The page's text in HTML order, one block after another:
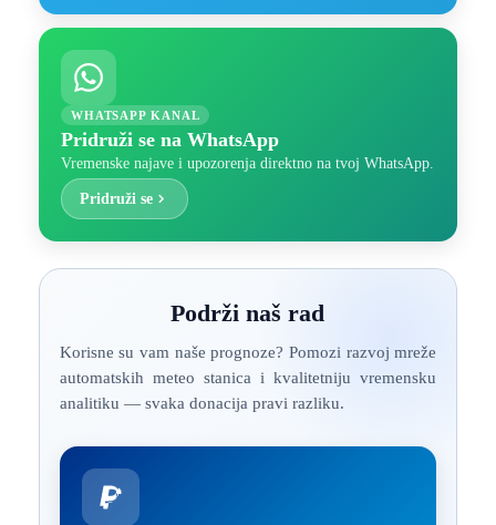
WHATSAPP KANAL
Pridruži se na WhatsApp
Vremenske najave i upozorenja direktno na tvoj WhatsApp.
Pridruži se
Podrži naš rad
Korisne su vam naše prognoze? Pomozi razvoj mreže
automatskih meteo stanica i kvalitetniju vremensku
analitiku — svaka donacija pravi razliku.